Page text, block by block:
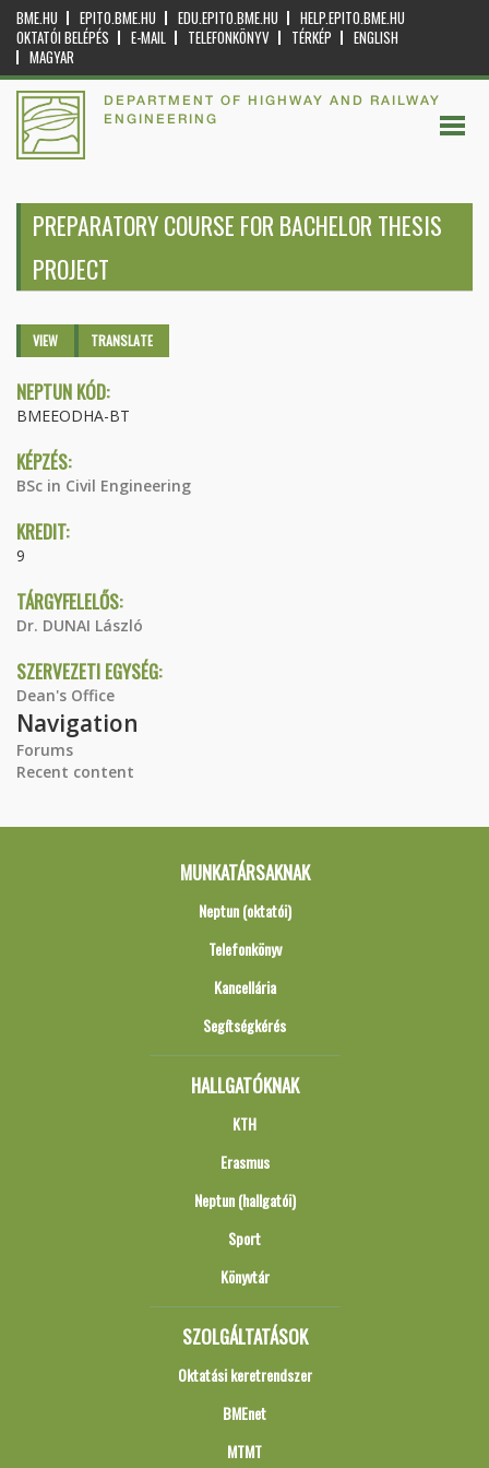
BME.HU EPITO.BME.HU EDU.EPITO.BME.HU
HELP.EPITO.BME.HU
OKTATÓI BELÉPÉS
E-MAIL TELEFONKÖNYV TÉRKÉP
ENGLISH
MAGYAR
DEPARTMENT OF HIGHWAY AND RAILWAY
ENGINEERING
PREPARATORY COURSE FOR BACHELOR THESIS
PROJECT
Primary tabs
VIEW (ACTIVETRANSLATE
NEPTUN KÓD:
BMEEODHA-BT
KÉPZÉS:
BSc in Civil Engineering
KREDIT:
9
TÁRGYFELELŐS:
Dr. DUNAI László
SZERVEZETI EGYSÉG:
Dean's Office
Navigation
Forums
Recent content
MUNKATÁRSAKNAK
Neptun (oktatói)
Telefonkönyv
Kancellária
Segítségkérés
HALLGATÓKNAK
KTH
Erasmus
Neptun (hallgatói)
Sport
Könyvtár
SZOLGÁLTATÁSOK
Oktatási keretrendszer
BMEnet
MTMT